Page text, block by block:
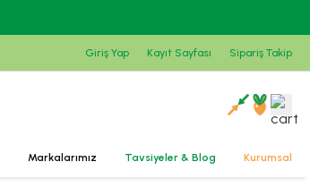
Giriş Yap Kayıt Sayfası Sipariş Takip
Markalarımız Tavsiyeler & Blog Kurumsal